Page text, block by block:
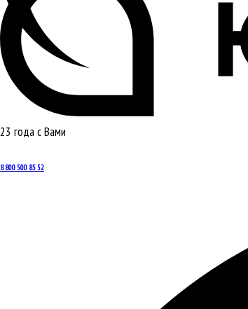
23 года с Вами
8 800 500 85 52